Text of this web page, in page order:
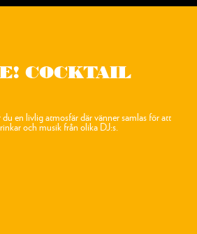
COCKTAIL
en livlig atmosfär där vänner samlas för att
och musik från olika DJ:s.